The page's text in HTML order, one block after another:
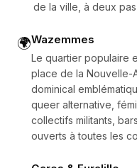
de la ville, à deux
🌍Wazemmes
Le quartier populaire
place de la Nouvelle-
dominical
queer alternative,
collectifs militants,
ouverts à toutes les